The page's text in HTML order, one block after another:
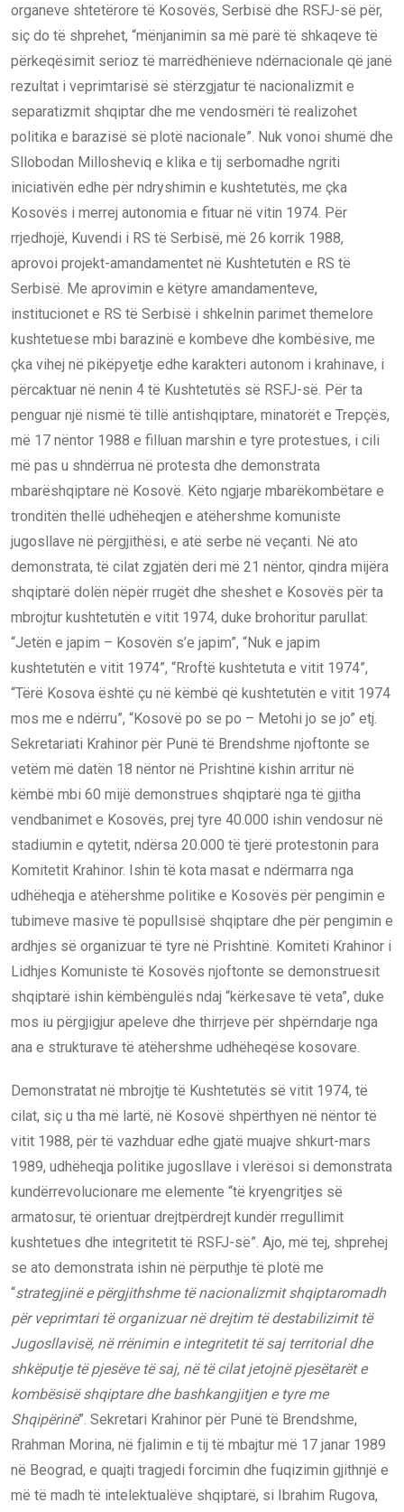
organeve shtetërore të Kosovës, Serbisë dhe RSFJ-së për,
siç do të shprehet, “mënjanimin sa më parë të shkaqeve të
përkeqësimit serioz të marrëdhënieve ndërnacionale që janë
rezultat i veprimtarisë së stërzgjatur të nacionalizmit e
separatizmit shqiptar dhe me vendosmëri të realizohet
politika e barazisë së plotë nacionale”. Nuk vonoi shumë dhe
Sllobodan Millosheviq e klika e tij serbomadhe ngriti
iniciativën edhe për ndryshimin e kushtetutës, me çka
Kosovës i merrej autonomia e fituar në vitin 1974. Për
rrjedhojë, Kuvendi i RS të Serbisë, më 26 korrik 1988,
aprovoi projekt-amandamentet në Kushtetutën e RS të
Serbisë. Me aprovimin e këtyre amandamenteve,
institucionet e RS të Serbisë i shkelnin parimet themelore
kushtetuese mbi barazinë e kombeve dhe kombësive, me
çka vihej në pikëpyetje edhe karakteri autonom i krahinave, i
përcaktuar në nenin 4 të Kushtetutës së RSFJ-së. Për ta
penguar një nismë të tillë antishqiptare, minatorët e Trepçës,
më 17 nëntor 1988 e filluan marshin e tyre protestues, i cili
më pas u shndërrua në protesta dhe demonstrata
mbarëshqiptare në Kosovë. Këto ngjarje mbarëkombëtare e
tronditën thellë udhëheqjen e atëhershme komuniste
jugosllave në përgjithësi, e atë serbe në veçanti. Në ato
demonstrata, të cilat zgjatën deri më 21 nëntor, qindra mijëra
shqiptarë dolën nëpër rrugët dhe sheshet e Kosovës për ta
mbrojtur kushtetutën e vitit 1974, duke brohoritur parullat:
“Jetën e japim – Kosovën s’e japim”, “Nuk e japim
kushtetutën e vitit 1974”, “Rroftë kushtetuta e vitit 1974”,
“Tërë Kosova është çu në këmbë që kushtetutën e vitit 1974
mos me e ndërru”, “Kosovë po se po – Metohi jo se jo” etj.
Sekretariati Krahinor për Punë të Brendshme njoftonte se
vetëm më datën 18 nëntor në Prishtinë kishin arritur në
këmbë mbi 60 mijë demonstrues shqiptarë nga të gjitha
vendbanimet e Kosovës, prej tyre 40.000 ishin vendosur në
stadiumin e qytetit, ndërsa 20.000 të tjerë protestonin para
Komitetit Krahinor. Ishin të kota masat e ndërmarra nga
udhëheqja e atëhershme politike e Kosovës për pengimin e
tubimeve masive të popullsisë shqiptare dhe për pengimin e
ardhjes së organizuar të tyre në Prishtinë. Komiteti Krahinor i
Lidhjes Komuniste të Kosovës njoftonte se demonstruesit
shqiptarë ishin këmbëngulës ndaj “kërkesave të veta”, duke
mos iu përgjigjur apeleve dhe thirrjeve për shpërndarje nga
ana e strukturave të atëhershme udhëheqëse kosovare.
Demonstratat në mbrojtje të Kushtetutës së vitit 1974, të
cilat, siç u tha më lartë, në Kosovë shpërthyen në nëntor të
vitit 1988, për të vazhduar edhe gjatë muajve shkurt-mars
1989, udhëheqja politike jugosllave i vlerësoi si demonstrata
kundërrevolucionare me elemente “të kryengritjes së
armatosur, të orientuar drejtpërdrejt kundër rregullimit
kushtetues dhe integritetit të RSFJ-së”. Ajo, më tej, shprehej
se ato demonstrata ishin në përputhje të plotë me
“strategjinë e përgjithshme të nacionalizmit shqiptaromadh
për veprimtari të organizuar në drejtim të destabilizimit të
Jugosllavisë, në rrënimin e integritetit të saj territorial dhe
shkëputje të pjesëve të saj, në të cilat jetojnë pjesëtarët e
kombësisë shqiptare dhe bashkangjitjen e tyre me
Shqipërinë”. Sekretari Krahinor për Punë të Brendshme,
Rrahman Morina, në fjalimin e tij të mbajtur më 17 janar 1989
në Beograd, e quajti tragjedi forcimin dhe fuqizimin gjithnjë e
më të madh të intelektualëve shqiptarë, si Ibrahim Rugova,